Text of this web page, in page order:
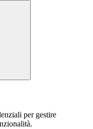
per gestire